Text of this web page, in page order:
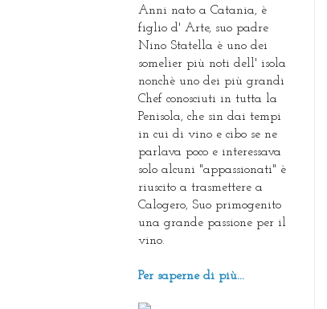
Anni nato a Catania, è
figlio d' Arte, suo padre
Nino Statella è uno dei
somelier più noti dell' isola
nonchè uno dei più grandi
Chef conosciuti in tutta la
Penisola, che sin dai tempi
in cui di vino e cibo se ne
parlava poco e interessava
solo alcuni "appassionati" è
riuscito a trasmettere a
Calogero, Suo primogenito
una grande passione per il
vino.
Per saperne di più...